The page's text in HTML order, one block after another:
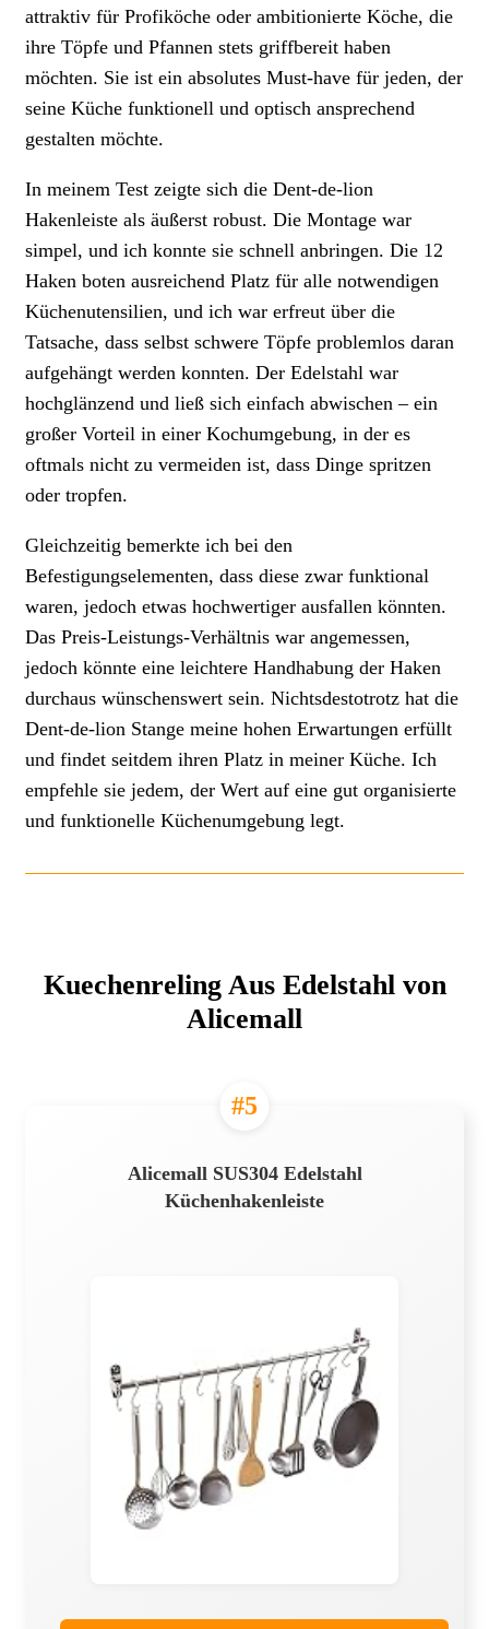
attraktiv für Profiköche oder ambitionierte Köche, die
ihre Töpfe und Pfannen stets griffbereit haben
möchten. Sie ist ein absolutes Must-have für jeden, der
seine Küche funktionell und optisch ansprechend
gestalten möchte.
In meinem Test zeigte sich die Dent-de-lion
Hakenleiste als äußerst robust. Die Montage war
simpel, und ich konnte sie schnell anbringen. Die 12
Haken boten ausreichend Platz für alle notwendigen
Küchenutensilien, und ich war erfreut über die
Tatsache, dass selbst schwere Töpfe problemlos daran
aufgehängt werden konnten. Der Edelstahl war
hochglänzend und ließ sich einfach abwischen – ein
großer Vorteil in einer Kochumgebung, in der es
oftmals nicht zu vermeiden ist, dass Dinge spritzen
oder tropfen.
Gleichzeitig bemerkte ich bei den
Befestigungselementen, dass diese zwar funktional
waren, jedoch etwas hochwertiger ausfallen könnten.
Das Preis-Leistungs-Verhältnis war angemessen,
jedoch könnte eine leichtere Handhabung der Haken
durchaus wünschenswert sein. Nichtsdestotrotz hat die
Dent-de-lion Stange meine hohen Erwartungen erfüllt
und findet seitdem ihren Platz in meiner Küche. Ich
empfehle sie jedem, der Wert auf eine gut organisierte
und funktionelle Küchenumgebung legt.
Kuechenreling Aus Edelstahl von
Alicemall
#5
Alicemall SUS304 Edelstahl
Küchenhakenleiste